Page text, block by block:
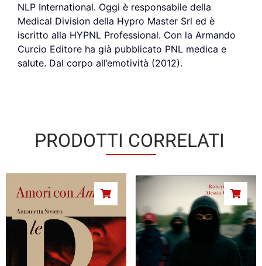
NLP International. Oggi è responsabile della
Medical Division della Hypro Master Srl ed è
iscritto alla HYPNL Professional. Con la Armando
Curcio Editore ha già pubblicato PNL medica e
salute. Dal corpo all’emotività (2012).
PRODOTTI CORRELATI